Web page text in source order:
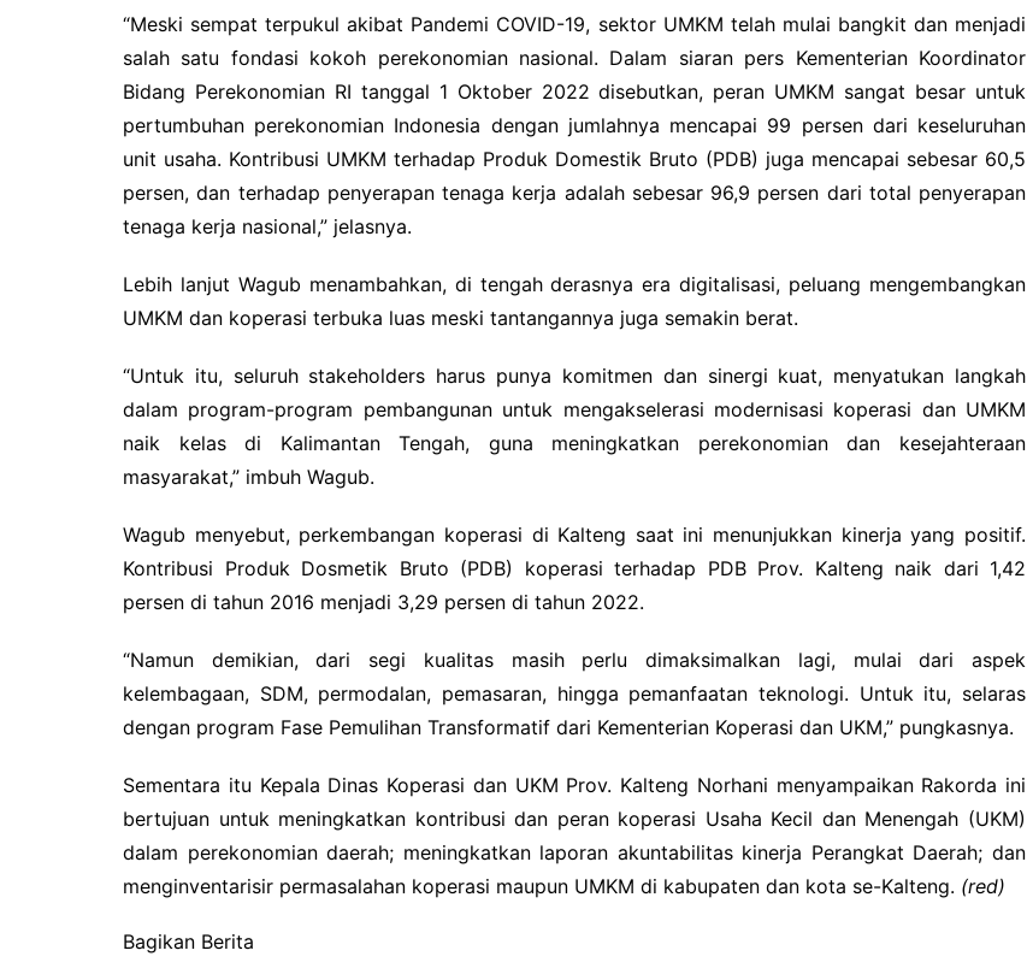
“Meski sempat terpukul akibat Pandemi COVID-19, sektor UMKM telah mulai bangkit dan menjadi
salah satu fondasi kokoh perekonomian nasional. Dalam siaran pers Kementerian Koordinator
Bidang Perekonomian RI tanggal 1 Oktober 2022 disebutkan, peran UMKM sangat besar untuk
pertumbuhan perekonomian Indonesia dengan jumlahnya mencapai 99 persen dari keseluruhan
unit usaha. Kontribusi UMKM terhadap Produk Domestik Bruto (PDB) juga mencapai sebesar 60,5
persen, dan terhadap penyerapan tenaga kerja adalah sebesar 96,9 persen dari total penyerapan
tenaga kerja nasional,” jelasnya.
Lebih lanjut Wagub menambahkan, di tengah derasnya era digitalisasi, peluang mengembangkan
UMKM dan koperasi terbuka luas meski tantangannya juga semakin berat.
“Untuk itu, seluruh stakeholders harus punya komitmen dan sinergi kuat, menyatukan langkah
dalam program-program pembangunan untuk mengakselerasi modernisasi koperasi dan UMKM
naik kelas di Kalimantan Tengah, guna meningkatkan perekonomian dan kesejahteraan
masyarakat,” imbuh Wagub.
Wagub menyebut, perkembangan koperasi di Kalteng saat ini menunjukkan kinerja yang positif.
Kontribusi Produk Dosmetik Bruto (PDB) koperasi terhadap PDB Prov. Kalteng naik dari 1,42
persen di tahun 2016 menjadi 3,29 persen di tahun 2022.
“Namun demikian, dari segi kualitas masih perlu dimaksimalkan lagi, mulai dari aspek
kelembagaan, SDM, permodalan, pemasaran, hingga pemanfaatan teknologi. Untuk itu, selaras
dengan program Fase Pemulihan Transformatif dari Kementerian Koperasi dan UKM,” pungkasnya.
Sementara itu Kepala Dinas Koperasi dan UKM Prov. Kalteng Norhani menyampaikan Rakorda ini
bertujuan untuk meningkatkan kontribusi dan peran koperasi Usaha Kecil dan Menengah (UKM)
dalam perekonomian daerah; meningkatkan laporan akuntabilitas kinerja Perangkat Daerah; dan
menginventarisir permasalahan koperasi maupun UMKM di kabupaten dan kota se-Kalteng. (red)
Bagikan Berita